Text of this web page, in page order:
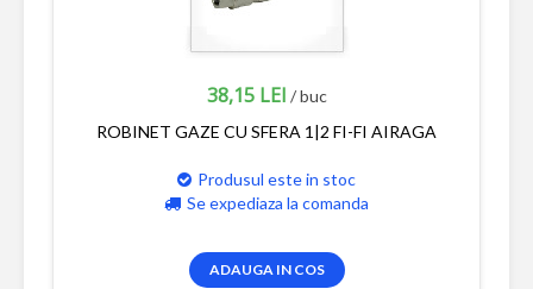
38,15 LEI / buc
ROBINET GAZE CU SFERA 1|2 FI-FI AIRAGA
Produsul este in stoc
Se expediaza la comanda
ADAUGA IN COS